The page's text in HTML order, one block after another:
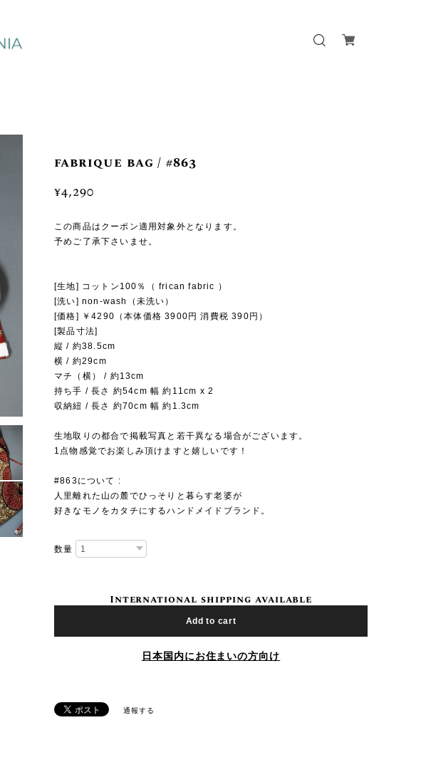
fabrique bag / #863
¥4,290
この商品はクーポン適用対象外となります。
予めご了承下さいませ。
[生地] コットン100％（ frican fabric ）
[洗い] non-wash（未洗い）
[価格] ￥4290（本体価格 3900円 消費税 390円）
[製品寸法]
縦 / 約38.5cm
横 / 約29cm
マチ（横） / 約13cm
持ち手 / 長さ 約54cm 幅 約11cm x 2
収納紐 / 長さ 約70cm 幅 約1.3cm
生地取りの都合で掲載写真と若干異なる場合がございます。
1点物感覚でお楽しみ頂けますと嬉しいです！
#863について :
人里離れた山の麓でひっそりと暮らす老婆が
好きなモノをカタチにするハンドメイドブランド。
数量
International shipping available
Add to cart
日本国内にお住まいの方向け
通報する